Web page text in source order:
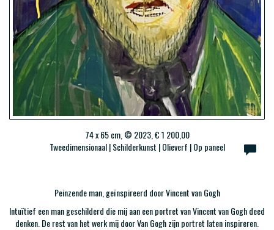
74 x 65 cm, © 2023, € 1 200,00
Tweedimensionaal | Schilderkunst | Olieverf | Op paneel
Peinzende man, geïnspireerd door Vincent van Gogh
Intuïtief een man geschilderd die mij aan een portret van Vincent van Gogh deed
denken. De rest van het werk mij door Van Gogh zijn portret laten inspireren.